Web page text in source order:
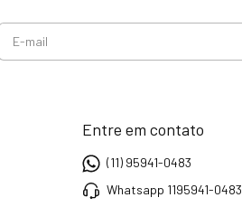
Entre em contato
(11) 95941-0483
Whatsapp 1195941-0483